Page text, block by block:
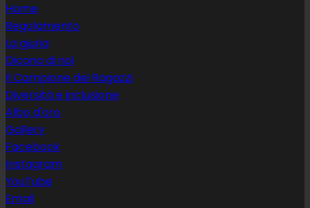
Home
Regolamento
La giuria
Dicono di noi
Il Campione dei Ragazzi
Diversità e inclusione
Albo d'oro
Gallery
Facebook
Instagram
YouTube
Email